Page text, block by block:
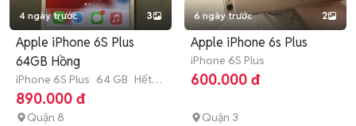
4 ngày trước 3
Apple iPhone 6S Plus
64GB Hồng
iPhone 6S Plus 64 GB Hết
bảo hành
890.000 đ
Quận 8
6 ngày trước 2
Apple iPhone 6s Plus
iPhone 6S Plus
600.000 đ
Quận 3